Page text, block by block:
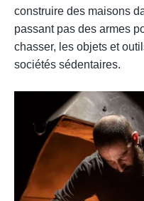
construire des maisons
passant pas des armes
chasser, les objets et
sociétés sédentaires.